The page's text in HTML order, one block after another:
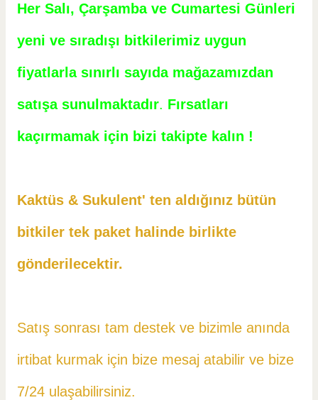
Her Salı, Çarşamba ve Cumartesi Günleri
yeni ve sıradışı bitkilerimiz uygun
fiyatlarla sınırlı sayıda mağazamızdan
satışa sunulmaktadır. Fırsatları
kaçırmamak için bizi takipte kalın !
Kaktüs & Sukulent' ten aldığınız bütün
bitkiler tek paket halinde birlikte
gönderilecektir.
Satış sonrası tam destek ve bizimle anında
irtibat kurmak için bize mesaj atabilir ve bize
7/24 ulaşabilirsiniz.